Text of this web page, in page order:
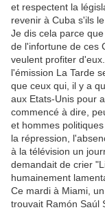
et respectent la
revenir à Cuba s'ils
Je dis cela parce
de l'infortune de ces
veulent profiter
l'émission La Tarde
que ceux qui, il y a
aux Etats-Unis pour
commencé à dire,
et hommes
la répression,
à la télévision un
demandait de crier
humainement
Ce mardi à Miami,
trouvait Ramón Saúl